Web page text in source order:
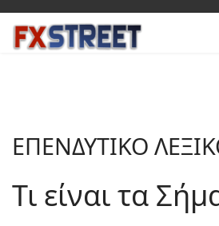
ΕΠΕΝΔΥΤΙΚΟ
Τι είναι τα